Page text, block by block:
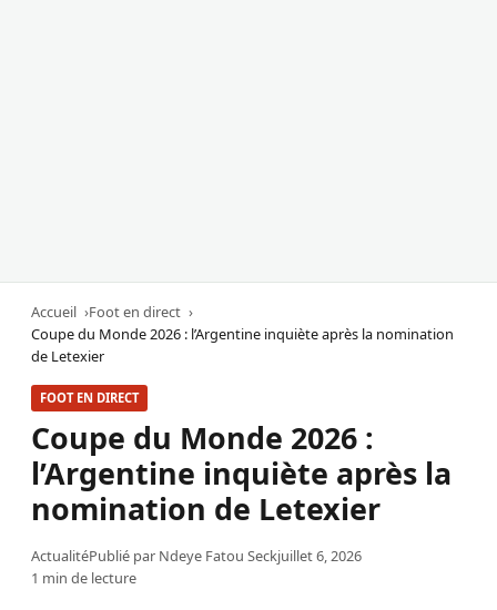
Accueil
Foot en direct
Coupe du Monde 2026 : l’Argentine inquiète après la nomination
de Letexier
FOOT EN DIRECT
Coupe du Monde 2026 :
l’Argentine inquiète après la
nomination de Letexier
ActualitéPublié par Ndeye Fatou Seckjuillet 6, 2026
1 min de lecture